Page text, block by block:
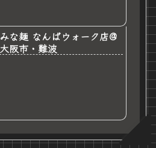
みな麺 なんばウォーク店@
大阪市・難波